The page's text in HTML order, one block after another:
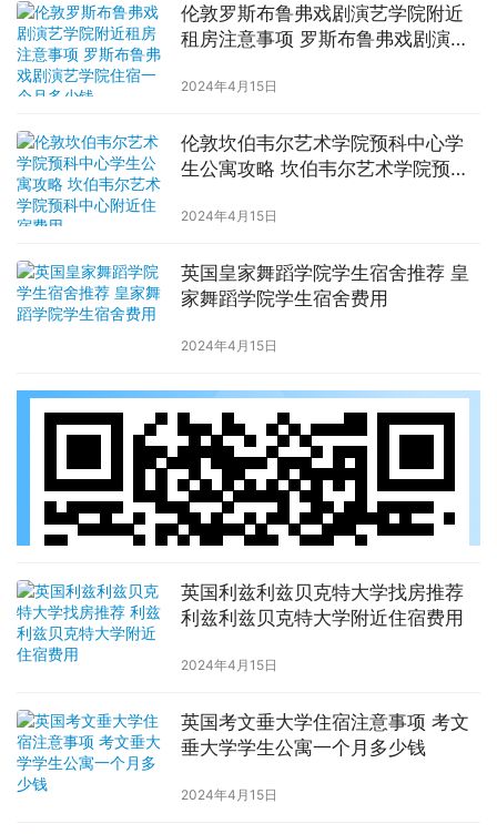
伦敦罗斯布鲁弗戏剧演艺学院附近
租房注意事项 罗斯布鲁弗戏剧演艺
2024年4月15日
伦敦坎伯韦尔艺术学院预科中心学
生公寓攻略 坎伯韦尔艺术学院预科
2024年4月15日
英国皇家舞蹈学院学生宿舍推荐 皇
家舞蹈学院学生宿舍费用
2024年4月15日
英国利兹利兹贝克特大学找房推荐
利兹利兹贝克特大学附近住宿费用
2024年4月15日
英国考文垂大学住宿注意事项 考文
垂大学学生公寓一个月多少钱
2024年4月15日